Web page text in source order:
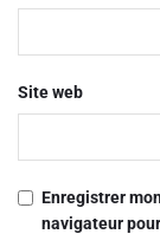
Site web
Enregistrer
navigateur